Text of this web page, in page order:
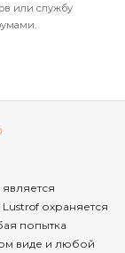
или службу
охраняется
попытка
виде и любой